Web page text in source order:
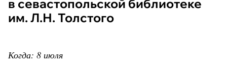
в севастопольской библиотеке
им. Л.Н. Толстого
Когда: 8 июля